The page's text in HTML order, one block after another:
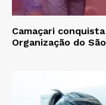
Camaçari
Organização do